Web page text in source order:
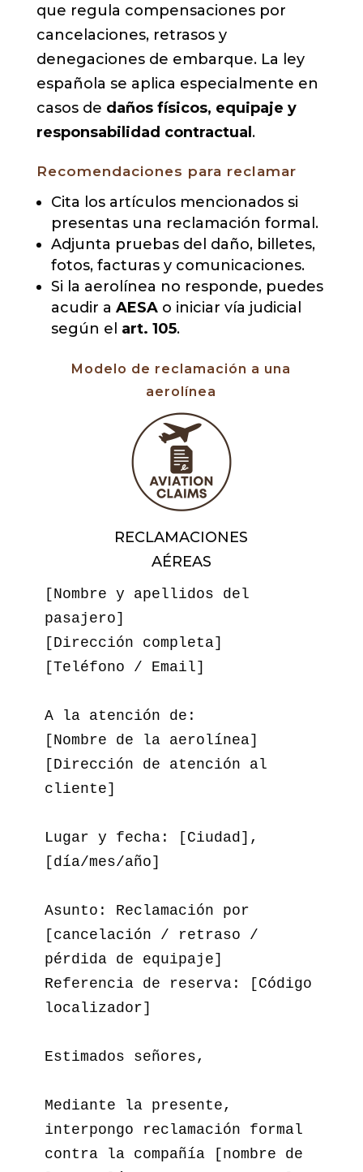
que regula compensaciones por
cancelaciones, retrasos y
denegaciones de embarque. La ley
española se aplica especialmente en
casos de daños físicos, equipaje y
responsabilidad contractual .
Recomendaciones para reclamar
Cita los artículos mencionados si
presentas una reclamación formal.
Adjunta pruebas del daño, billetes,
fotos, facturas y comunicaciones.
Si la aerolínea no responde, puedes
acudir a AESAo iniciar vía judicial
según el art. 105.
Modelo de reclamación a una
aerolínea
RECLAMACIONES
AÉREAS
[Nombre y apellidos del
pasajero]
[Dirección completa]
[Teléfono / Email]
A la atención de:
[Nombre de la aerolínea]
[Dirección de atención al
cliente]
Lugar y fecha: [Ciudad],
[día/mes/año]
Asunto: Reclamación por
[cancelación / retraso /
pérdida de equipaje]
Referencia de reserva: [Código
localizador]
Estimados señores,
Mediante la presente,
interpongo reclamación formal
contra la compañía [nombre de